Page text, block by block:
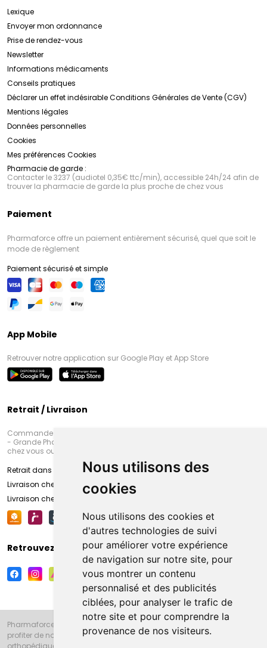
Nous utilisons des
cookies
Nous utilisons des cookies et
d'autres technologies de suivi
pour améliorer votre expérience
de navigation sur notre site, pour
vous montrer un contenu
personnalisé et des publicités
ciblées, pour analyser le trafic de
notre site et pour comprendre la
provenance de nos visiteurs.
Lexique
Envoyer mon ordonnance
Prise de rendez-vous
Newsletter
Informations médicaments
Conseils pratiques
Déclarer un effet indésirableConditions Générales de Vente (CGV)
Mentions légales
Données personnelles
Cookies
Mes préférences Cookies
Pharmacie de garde :
Contacter le 3237 (audiotel 0,35€ ttc/min), accessible 24h/24 afin de
trouver la pharmacie de garde la plus proche de chez vous
Paiement
Pharmaforce offre un paiement entièrement sécurisé, quel que soit le
mode de règlement
Paiement sécurisé et simple
App Mobile
Retrouver notre application sur Google Play et App Store
Retrait / Livraison
Commandez en ligne et venez chercher votre commande à Amiens
- Grande Pharmacie d’Amiens (Fachon) ou recevez-là rapidement
chez vous ou en point retrait
Retrait dans la pharmacie d’Amiens
Livraison chez vous
Livraison chez votre commerçant
Retrouvez-nous sur vos réseaux sociaux
Pharmaforce.fr et la Grande Pharmacie d’Amiens vous souhaitent de
profiter de notre accueil, de nos conseils pharmaceutiques,
orthopédiques, homéopathiques, parapharmaceutiques, beauté et